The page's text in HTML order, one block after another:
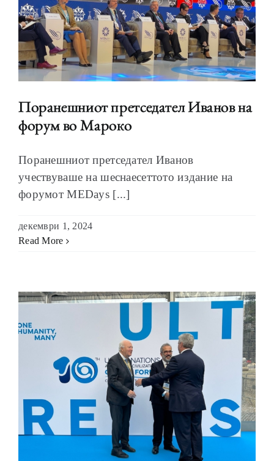
Поранешниот претседател Иванов на
форум во Мароко
Поранешниот претседател Иванов
учествуваше на шеснаесеттото издание на
форумот MEDays [...]
декември 1, 2024
Read More